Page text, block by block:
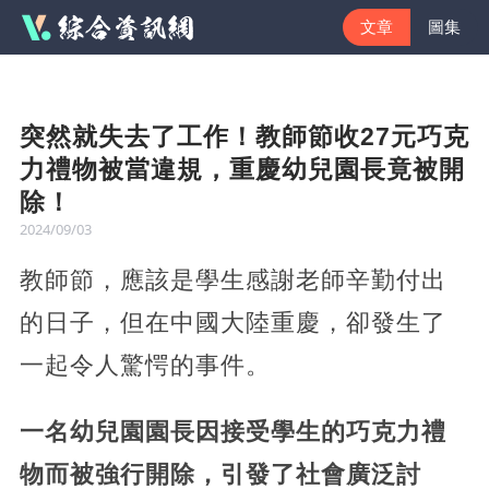
文章 圖集
突然就失去了工作！教師節收27元巧克
力禮物被當違規，重慶幼兒園長竟被開
除！
2024/09/03
教師節，應該是學生感謝老師辛勤付出
的日子，但在中國大陸重慶，卻發生了
一起令人驚愕的事件。
一名幼兒園園長因接受學生的巧克力禮
物而被強行開除，引發了社會廣泛討